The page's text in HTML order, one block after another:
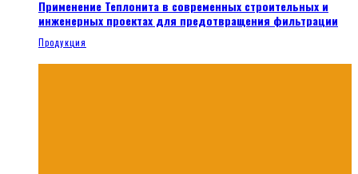
Применение Теплонита в современных строительных и
инженерных проектах для предотвращения фильтрации
Продукция